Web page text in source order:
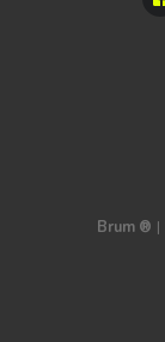
Brum ® |